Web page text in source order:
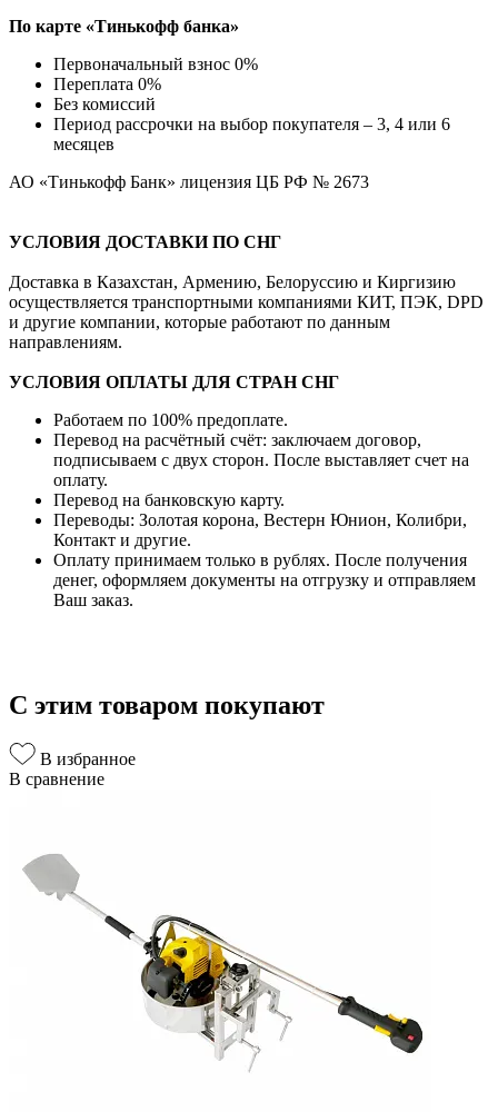
По карте «Тинькофф банка»
Первоначальный взнос 0%
Переплата 0%
Без комиссий
Период рассрочки на выбор покупателя – 3, 4 или 6
месяцев
АО «Тинькофф Банк» лицензия ЦБ РФ № 2673
УСЛОВИЯ ДОСТАВКИ ПО СНГ
Доставка в Казахстан, Армению, Белоруссию и Киргизию
осуществляется транспортными компаниями КИТ, ПЭК, DPD
и другие компании, которые работают по данным
направлениям.
УСЛОВИЯ ОПЛАТЫ ДЛЯ СТРАН СНГ
Работаем по 100% предоплате.
Перевод на расчётный счёт: заключаем договор,
подписываем с двух сторон. После выставляет счет на
оплату.
Перевод на банковскую карту.
Переводы: Золотая корона, Вестерн Юнион, Колибри,
Контакт и другие.
Оплату принимаем только в рублях. После получения
денег, оформляем документы на отгрузку и отправляем
Ваш заказ.
С этим товаром покупают
В избранное
В сравнение